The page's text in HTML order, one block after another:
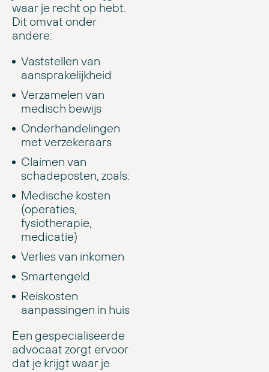
waar je recht op hebt.
Dit omvat onder
andere:
Vaststellen van
aansprakelijkheid
Verzamelen van
medisch bewijs
Onderhandelingen
met verzekeraars
Claimen van
schadeposten, zoals:
Medische kosten
(operaties,
fysiotherapie,
medicatie)
Verlies van inkomen
Smartengeld
Reiskosten
aanpassingen in huis
Een gespecialiseerde
advocaat zorgt ervoor
dat je krijgt waar je